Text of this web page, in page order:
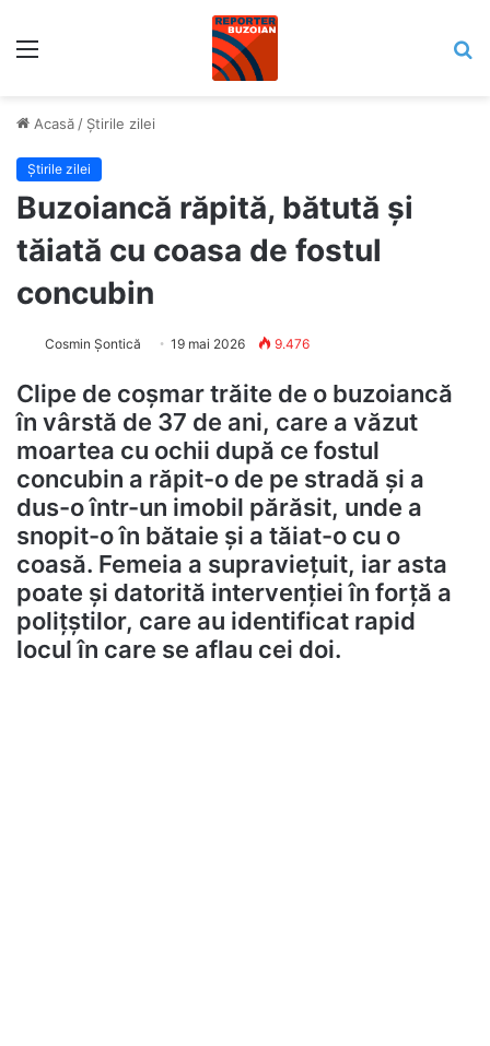
Acasă / Știrile zilei
Știrile zilei
Buzoiancă răpită, bătută și
tăiată cu coasa de fostul
concubin
Cosmin Șontică 19 mai 2026 9.476
Clipe de coșmar trăite de o buzoiancă
în vârstă de 37 de ani, care a văzut
moartea cu ochii după ce fostul
concubin a răpit-o de pe stradă și a
dus-o într-un imobil părăsit, unde a
snopit-o în bătaie și a tăiat-o cu o
coasă. Femeia a supraviețuit, iar asta
poate și datorită intervenției în forță a
polițștilor, care au identificat rapid
locul în care se aflau cei doi.